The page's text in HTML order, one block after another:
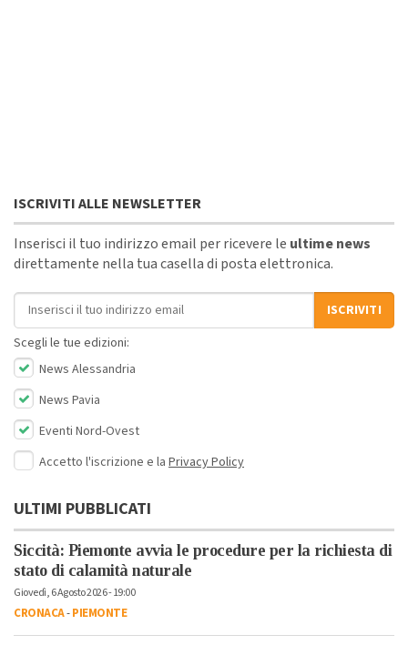
ISCRIVITI ALLE NEWSLETTER
Inserisci il tuo indirizzo email per ricevere le ultime news
direttamente nella tua casella di posta elettronica.
Indirizzo email
ISCRIVITI
Scegli le tue edizioni:
News Alessandria
News Pavia
Eventi Nord-Ovest
Accetto l'iscrizione e la Privacy Policy
ULTIMI PUBBLICATI
Siccità: Piemonte avvia le procedure per la richiesta di
stato di calamità naturale
Giovedì, 6 Agosto 2026 - 19:00
CRONACA-PIEMONTE